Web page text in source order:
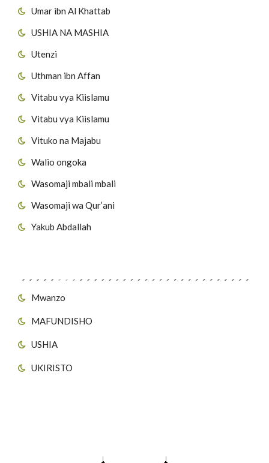
Umar ibn Al Khattab
USHIA NA MASHIA
Utenzi
Uthman ibn Affan
Vitabu vya Kiislamu
Vitabu vya Kiislamu
Vituko na Majabu
Walio ongoka
Wasomaji mbali mbali
Wasomaji wa Qur’ani
Yakub Abdallah
Mwanzo
MAFUNDISHO
USHIA
UKIRISTO